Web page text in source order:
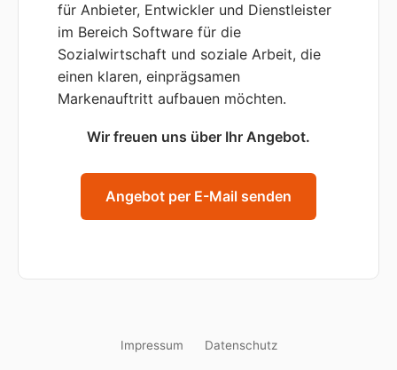
für Anbieter, Entwickler und Dienstleister
im Bereich Software für die
Sozialwirtschaft und soziale Arbeit, die
einen klaren, einprägsamen
Markenauftritt aufbauen möchten.
Wir freuen uns über Ihr Angebot.
Angebot per E-Mail senden
Impressum Datenschutz